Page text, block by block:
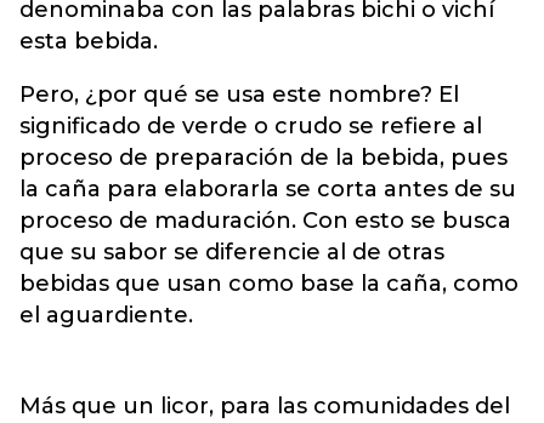
denominaba con las palabras bichi o vichí
esta bebida.
Pero, ¿por qué se usa este nombre? El
significado de verde o crudo se refiere al
proceso de preparación de la bebida, pues
la caña para elaborarla se corta antes de su
proceso de maduración. Con esto se busca
que su sabor se diferencie al de otras
bebidas que usan como base la caña, como
el aguardiente.
Más que un licor, para las comunidades del